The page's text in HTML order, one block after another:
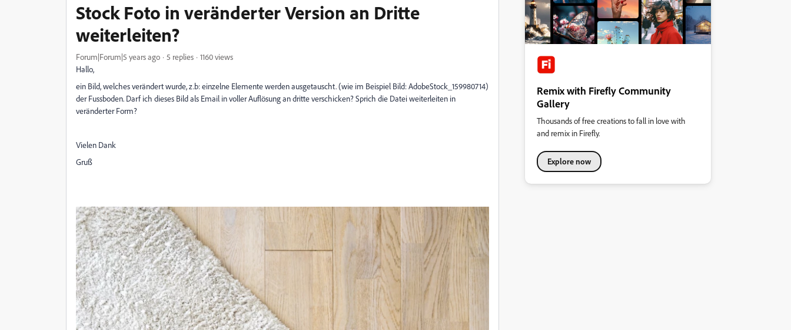
Stock Foto in veränderter Version an Dritte
weiterleiten?
Forum|Forum|5 years ago 5 replies
1160 views
Hallo,
ein Bild, welches verändert wurde, z.b: einzelne Elemente werden ausgetauscht. (wie im Beispiel Bild: AdobeStock_159980714)
der Fussboden. Darf ich dieses Bild als Email in voller Auflösung an dritte verschicken? Sprich die Datei weiterleiten in
veränderter Form?
Vielen Dank
Gruß
Remix with Firefly Community
Gallery
Thousands of free creations to fall in love with
and remix in Firefly.
Explore now